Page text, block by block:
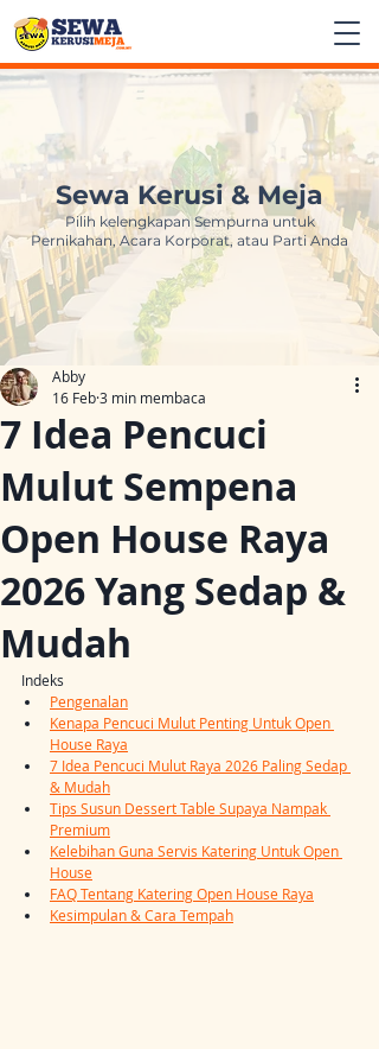
Sewa Kerusi & Meja
Pilih kelengkapan Sempurna untuk
Pernikahan, Acara Korporat, atau Parti Anda
7 Idea Pencuci
Mulut Sempena
Open House Raya
2026 Yang Sedap &
Mudah
Abby
16 Feb3 min membaca
Indeks
Pengenalan
Kenapa Pencuci Mulut Penting Untuk Open
House Raya
7 Idea Pencuci Mulut Raya 2026 Paling Sedap
& Mudah
Tips Susun Dessert Table Supaya Nampak
Premium
Kelebihan Guna Servis Katering Untuk Open
House
FAQ Tentang Katering Open House Raya
Kesimpulan & Cara Tempah